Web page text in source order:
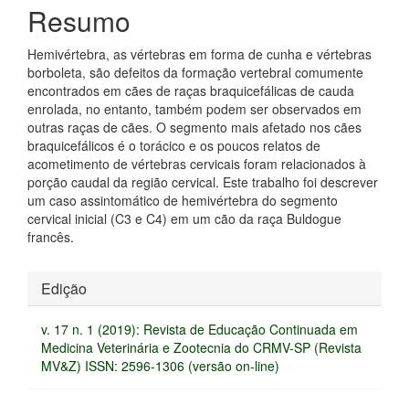
Resumo
Hemivértebra, as vértebras em forma de cunha e vértebras
borboleta, são defeitos da formação vertebral comumente
encontrados em cães de raças braquicefálicas de cauda
enrolada, no entanto, também podem ser observados em
outras raças de cães. O segmento mais afetado nos cães
braquicefálicos é o torácico e os poucos relatos de
acometimento de vértebras cervicais foram relacionados à
porção caudal da região cervical. Este trabalho foi descrever
um caso assintomático de hemivértebra do segmento
cervical inicial (C3 e C4) em um cão da raça Buldogue
francês.
Detalhes
do
artigo
Edição
v. 17 n. 1 (2019): Revista de Educação Continuada em
Medicina Veterinária e Zootecnia do CRMV-SP (Revista
MV&Z) ISSN: 2596-1306 (versão on-line)